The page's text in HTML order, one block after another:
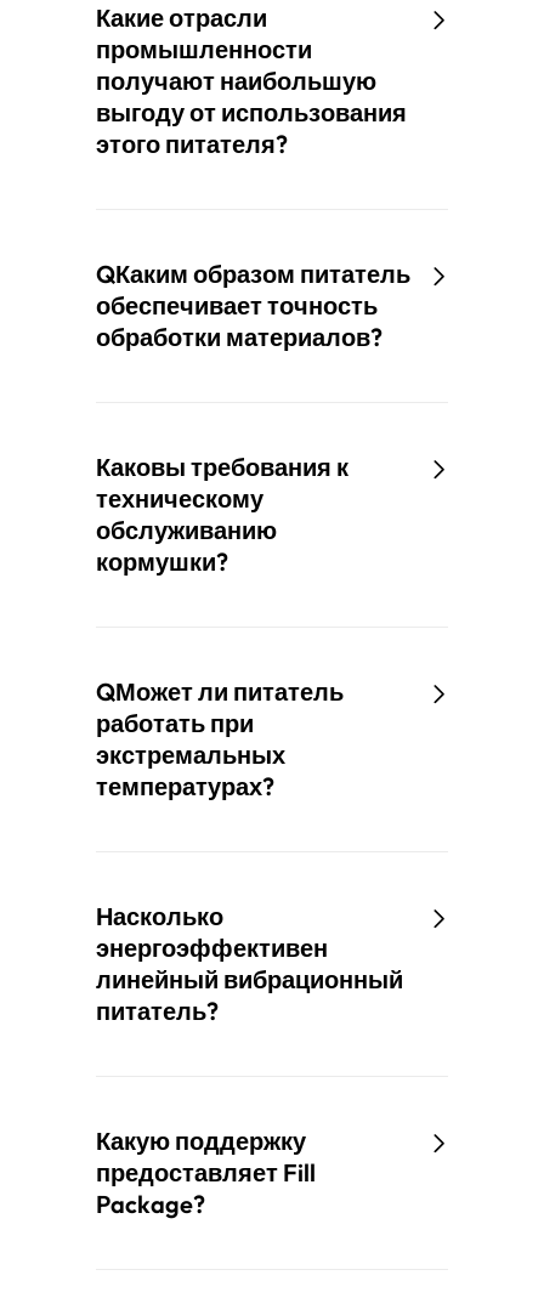
Какие отрасли
промышленности
получают наибольшую
выгоду от использования
этого питателя?
QКаким образом питатель
обеспечивает точность
обработки материалов?
Каковы требования к
техническому
обслуживанию
кормушки?
QМожет ли питатель
работать при
экстремальных
температурах?
Насколько
энергоэффективен
линейный вибрационный
питатель?
Какую поддержку
предоставляет Fill
Package?